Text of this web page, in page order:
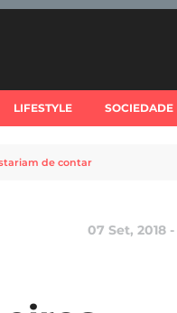
LIFESTYLE SOCIEDADE
de contar
07 Set, 2018